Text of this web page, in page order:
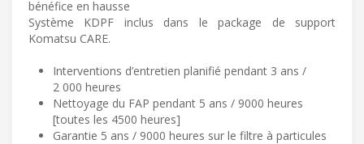
bénéfice en hausse
Système KDPF inclus dans le package de support
Komatsu CARE.
Interventions d’entretien planifié pendant 3 ans /
2 000 heures
Nettoyage du FAP pendant 5 ans / 9000 heures
[toutes les 4500 heures]
Garantie 5 ans / 9000 heures sur le filtre à particules